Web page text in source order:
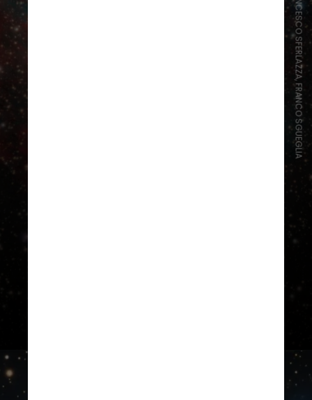
FRANCESCO SFERLAZZA, FRANCO SGUEGLIA